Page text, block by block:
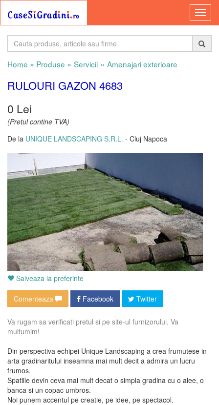
Home » Produse » Servicii » Amenajari exterioare
RULOURI GAZON 4683
0 Lei
(Pretul contine TVA)
De la UNIQUE LANDSCAPING S.R.L. - Cluj Napoca
Salveaza la preferinte
Comenteaza Facebook Twitter
Va rugam sa verificati pretul si pe site-ul furnizorului. Va
multumim!
Din perspectiva echipei Unique Landscaping a crea frumutese in
arta gradinaritului inseamna mai mult decit a admira un lucru
frumos.
Spatiile devin ceva mai mult decat o simpla gradina cu o alee, o
banca si un copac umbros.
Noi punem accentul pe creatie, pe idee, pe spectacol.